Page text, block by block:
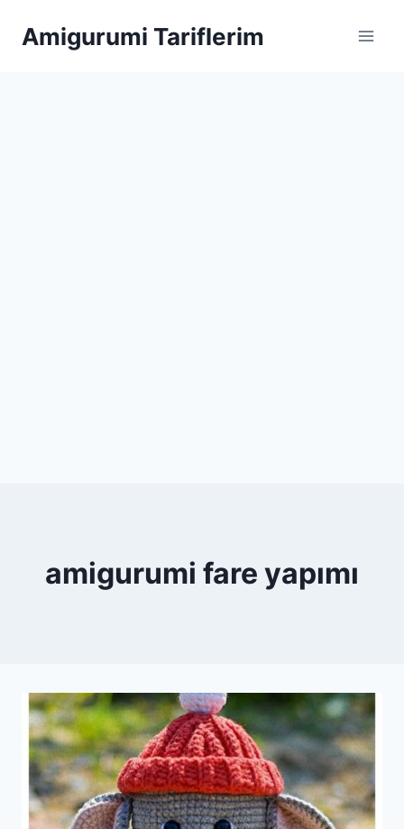
Amigurumi Tariflerim
amigurumi fare yapımı